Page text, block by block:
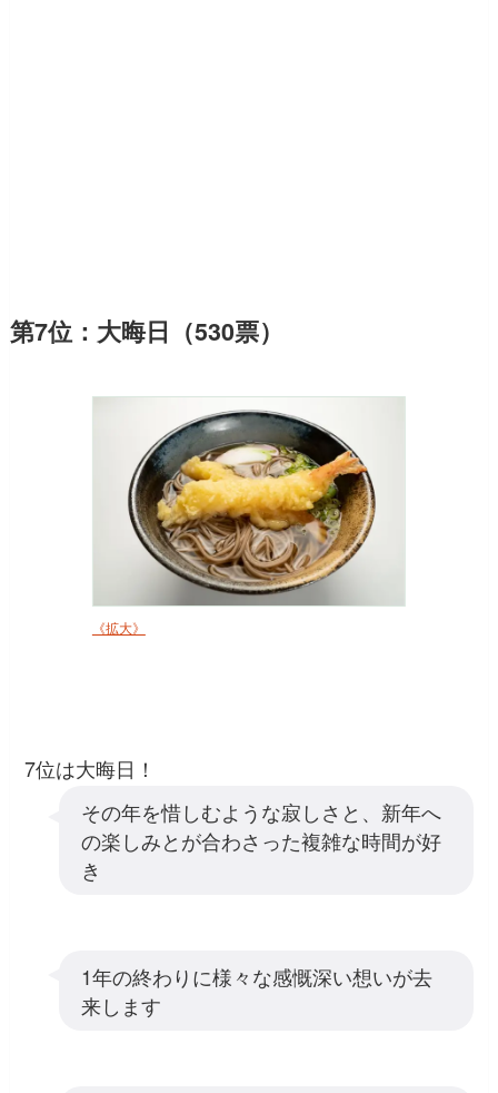
第7位：大晦日（530票）
《拡大》
7位は大晦日！
その年を惜しむような寂しさと、新年へ
の楽しみとが合わさった複雑な時間が好
き
1年の終わりに様々な感慨深い想いが去
来します